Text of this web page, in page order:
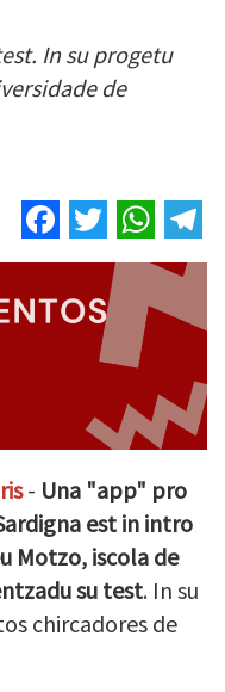
In su progetu
de
Facebook
Twitter
- Una "app" pro
est in intro
Motzo, iscola de
su test. In su
chircadores de